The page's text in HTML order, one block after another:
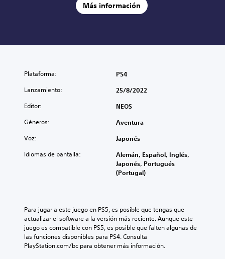
Más información
Plataforma: PS4
Lanzamiento: 25/8/2022
Editor: NEOS
Géneros: Aventura
Voz: Japonés
Idiomas de pantalla:
Alemán, Español, Inglés,
Japonés, Portugués
(Portugal)
Para jugar a este juego en PS5, es posible que tengas que
actualizar el software a la versión más reciente. Aunque este
juego es compatible con PS5, es posible que falten algunas de
las funciones disponibles para PS4. Consulta
PlayStation.com/bc para obtener más información.